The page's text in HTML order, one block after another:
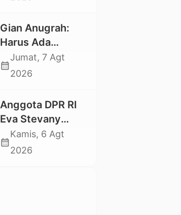
Pekan Seni
Mahasiswa
Gian Anugrah:
Harus Ada
Kepastian Hukum
Hilangnya Stoner,
tidak Larut dalam
Trauma dan
Kesedihan
Berkepanjangan
calendar_month
Jumat, 7 Agt
2026
Anggota DPR RI
Eva Stevany
Rataba Salurkan
Bantuan Bagi
calendar_month
Kamis, 6 Agt
2026